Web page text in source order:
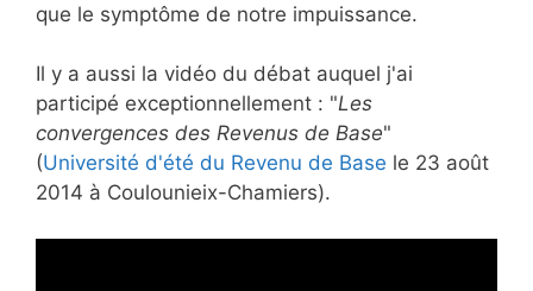
que le symptôme de notre impuissance.
Il y a aussi la vidéo du débat auquel j'ai
participé exceptionnellement : "Les
convergences des Revenus de Base"
(Université d'été du Revenu de Base le 23 août
2014 à Coulounieix-Chamiers).